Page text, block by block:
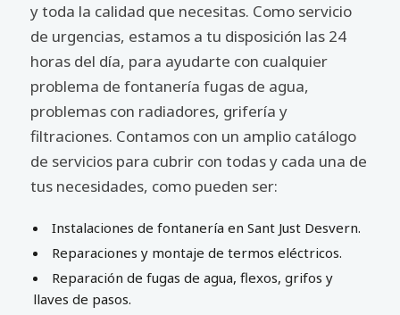
y toda la calidad que necesitas. Como servicio
de urgencias, estamos a tu disposición las 24
horas del día, para ayudarte con cualquier
problema de fontanería fugas de agua,
problemas con radiadores, grifería y
filtraciones. Contamos con un amplio catálogo
de servicios para cubrir con todas y cada una de
tus necesidades, como pueden ser:
Instalaciones de fontanería en Sant Just Desvern.
Reparaciones y montaje de termos eléctricos.
Reparación de fugas de agua, flexos, grifos y
llaves de pasos.